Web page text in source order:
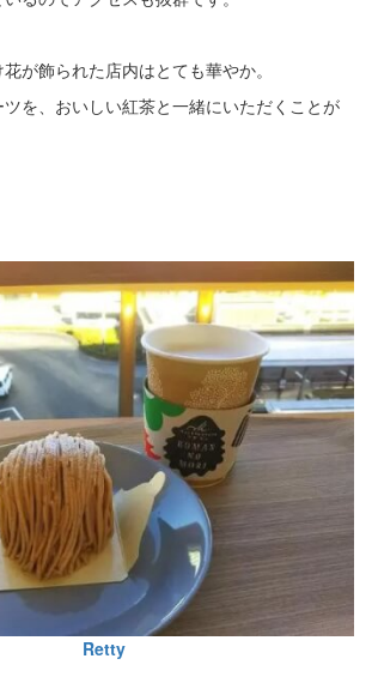
が飾られた店内はとても華やか。
を、おいしい紅茶と一緒にいただくことが
Retty